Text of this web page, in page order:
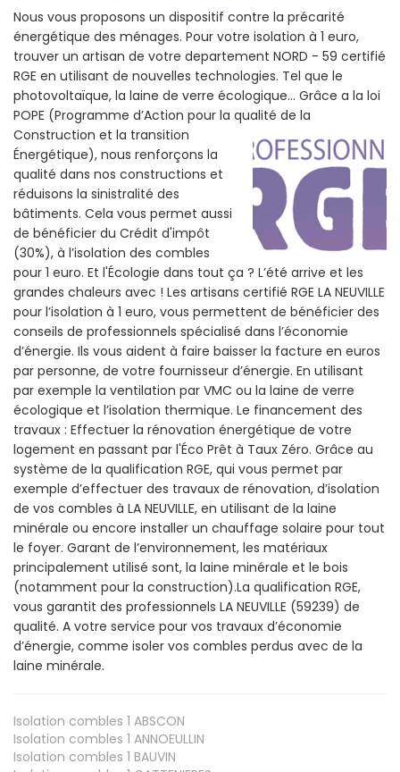
Nous vous proposons un dispositif contre la précarité
énergétique des ménages. Pour votre isolation à 1 euro,
trouver un artisan de votre departement NORD - 59 certifié
RGE en utilisant de nouvelles technologies. Tel que le
photovoltaïque, la laine de verre écologique... Grâce a la loi
POPE (Programme d’Action pour la qualité de la
Construction et la transition
Énergétique), nous renforçons la
qualité dans nos constructions et
réduisons la sinistralité des
bâtiments. Cela vous permet aussi
de bénéficier du Crédit d'impôt
(30%), à l’isolation des combles
pour 1 euro. Et l'Écologie dans tout ça ? L’été arrive et les
grandes chaleurs avec ! Les artisans certifié RGE LA NEUVILLE
pour l’isolation à 1 euro, vous permettent de bénéficier des
conseils de professionnels spécialisé dans l’économie
d’énergie. Ils vous aident à faire baisser la facture en euros
par personne, de votre fournisseur d’énergie. En utilisant
par exemple la ventilation par VMC ou la laine de verre
écologique et l’isolation thermique. Le financement des
travaux : Effectuer la rénovation énergétique de votre
logement en passant par l'Éco Prêt à Taux Zéro. Grâce au
système de la qualification RGE, qui vous permet par
exemple d’effectuer des travaux de rénovation, d’isolation
de vos combles à LA NEUVILLE, en utilisant de la laine
minérale ou encore installer un chauffage solaire pour tout
le foyer. Garant de l’environnement, les matériaux
principalement utilisé sont, la laine minérale et le bois
(notamment pour la construction).La qualification RGE,
vous garantit des professionnels LA NEUVILLE (59239) de
qualité. A votre service pour vos travaux d’économie
d’énergie, comme isoler vos combles perdus avec de la
laine minérale.
Isolation combles 1 ABSCON
Isolation combles 1 ANNOEULLIN
Isolation combles 1 BAUVIN